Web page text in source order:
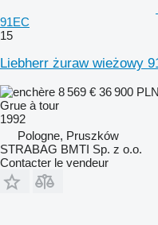
91EC
15
Liebherr żuraw wieżowy
8 569 € 36 900 PLN
Grue à tour
1992
Pologne, Pruszków
STRABAG BMTI Sp. z o.o.
Contacter le vendeur